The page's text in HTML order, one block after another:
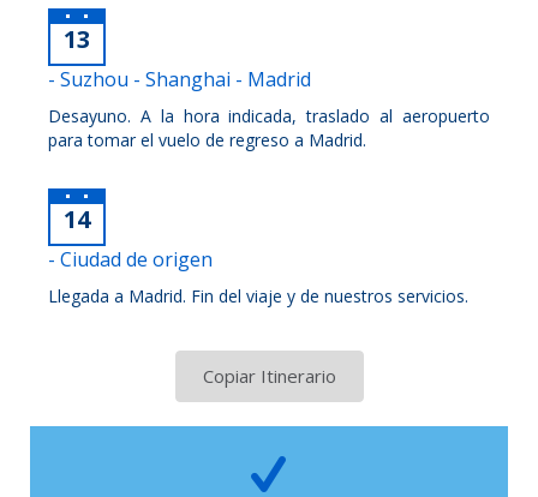
13
- Suzhou - Shanghai - Madrid
Desayuno. A la hora indicada, traslado al aeropuerto
para tomar el vuelo de regreso a Madrid.
14
- Ciudad de origen
Llegada a Madrid. Fin del viaje y de nuestros servicios.
Copiar Itinerario